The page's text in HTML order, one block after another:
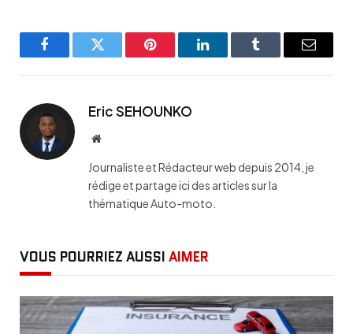
FacebookTwitter Pinterest LinkedInTumblr Email
Eric SEHOUNKO
Website
Journaliste et Rédacteur web depuis 2014, je
rédige et partage ici des articles sur la
thématique Auto-moto.
VOUS POURRIEZ AUSSI AIMER